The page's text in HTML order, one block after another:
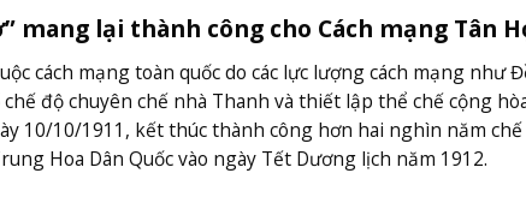
mang lại thành công cho Cách mạng Tân
cách mạng toàn quốc do các lực lượng cách mạng như
độ chuyên chế nhà Thanh và thiết lập thể chế cộng
10/10/1911, kết thúc thành công hơn hai nghìn năm chế
Hoa Dân Quốc vào ngày Tết Dương lịch năm 1912.